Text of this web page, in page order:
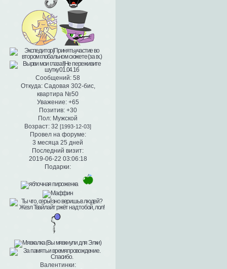
Сообщений: 58
Откуда:Садовая 302-бис,
квартира №50
Уважение: +65
Позитив: +30
Пол: Мужской
Возраст: 32 [1993-12-03]
Провел на форуме:
3 месяца 25 дней
Последний визит:
2019-06-22 03:06:18
Подарки:
Валентинки: